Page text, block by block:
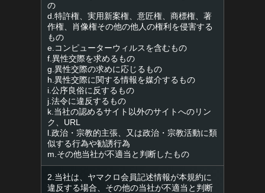
の
d.特許権、実用新案権、意匠権、商標権、著
作権、肖像権その他の他人の権利を侵害する
もの
e.コンピューターウィルスを含むもの
f.異性交際を求めるもの
g.異性交際の求めに応じるもの
h.異性交際に関する情報を媒介するもの
i.公序良俗に反するもの
j.法令に違反するもの
k.当社の認めるサイト以外のサイトへのリン
ク、URL
l.政治・宗教的主張、又は政治・宗教活動に類
似する行為や勧誘行為
m.その他当社が不適当と判断したもの
2.当社は、ヤマクロ会員記述情報が本規約に
違反する場合、その他の当社が不適当と判断